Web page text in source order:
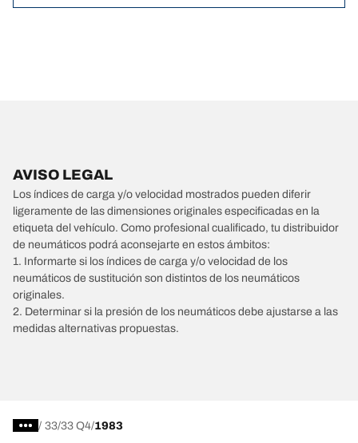
AVISO LEGAL
Los índices de carga y/o velocidad mostrados pueden diferir
ligeramente de las dimensiones originales especificadas en la
etiqueta del vehículo. Como profesional cualificado, tu distribuidor
de neumáticos podrá aconsejarte en estos ámbitos:
1. Informarte si los índices de carga y/o velocidad de los
neumáticos de sustitución son distintos de los neumáticos
originales.
2. Determinar si la presión de los neumáticos debe ajustarse a las
medidas alternativas propuestas.
/ 33 33 Q4 1983